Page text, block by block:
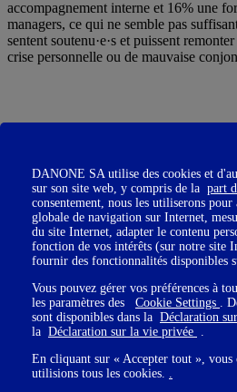
accompagnement interne et 16% une
managers, ce qui ne semble pas
sentent soutenu·e·s et puissent
crise personnelle ou de mauvaise
Pourquoi la crise sanitaire a
Pendant le premierconfinement, la
interrogé·e·s ont bien vécu leur
sont 49% à être passé·e·s autélétravail
objectifs professionnels. S’ils/elles sont
satisfait·e·s des informations fournies
60% à lui faire confiance, parmi
négatif, 12% se disent en proie à une
d’implication et à unmanque de
a gâté cette situation.
DANONE SA utilise des cookies et
sur son site web, y compris de la part
consentement, nous les utiliserons
globale de navigation sur Internet,
du site Internet, adapter le contenu
fonction de vos intérêts (sur notre site
fournir des fonctionnalités disponibles
Vous pouvez gérer vos préférences à
les paramètres des Cookie Settings
.
sont disponibles dans la Déclaration
la Déclaration sur la vie privée
En cliquant sur « Accepter tout », vous
utilisions tous les cookies.